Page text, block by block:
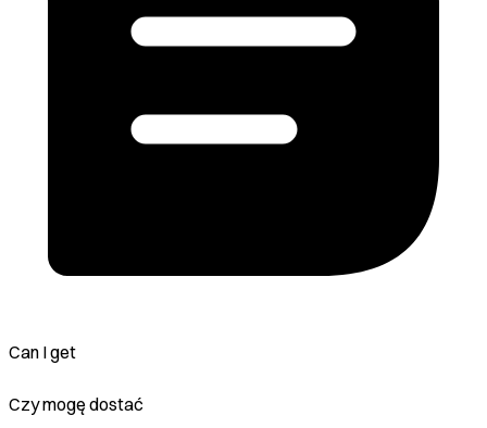
Can I get
Czy mogę dostać